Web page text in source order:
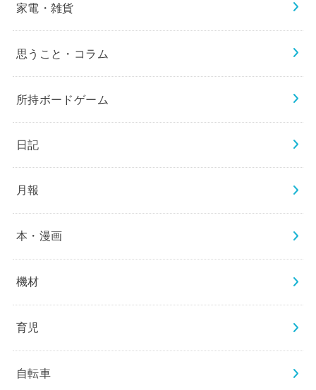
家電・雑貨
思うこと・コラム
所持ボードゲーム
日記
月報
本・漫画
機材
育児
自転車